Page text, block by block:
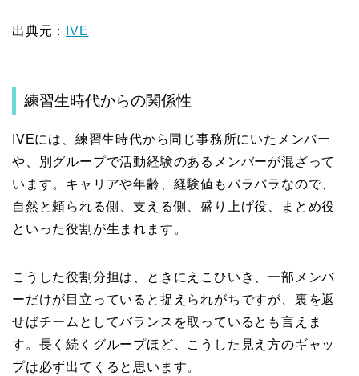
出典元： IVE
練習生時代からの関係性
IVEには、練習生時代から同じ事務所にいたメンバー
や、別グループで活動経験のあるメンバーが混ざって
います。キャリアや年齢、経験値もバラバラなので、
自然と頼られる側、支える側、盛り上げ役、まとめ役
といった役割が生まれます。
こうした役割分担は、ときにえこひいき、一部メンバ
ーだけが目立っていると捉えられがちですが、裏を返
せばチームとしてバランスを取っているとも言えま
す。長く続くグループほど、こうした見え方のギャッ
プは必ず出てくると思います。